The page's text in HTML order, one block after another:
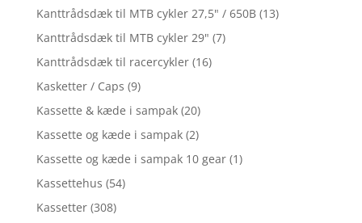
Kanttrådsdæk til MTB cykler 27,5" / 650B (13)
Kanttrådsdæk til MTB cykler 29" (7)
Kanttrådsdæk til racercykler (16)
Kasketter / Caps (9)
Kassette & kæde i sampak (20)
Kassette og kæde i sampak (2)
Kassette og kæde i sampak 10 gear (1)
Kassettehus (54)
Kassetter (308)